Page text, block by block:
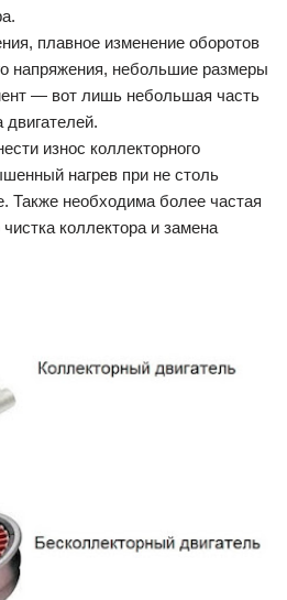
плавное изменение оборотов
напряжения, небольшие размеры
— вот лишь небольшая часть
двигателей.
износ коллекторного
нагрев при не столь
Также необходима более частая
коллектора и замена